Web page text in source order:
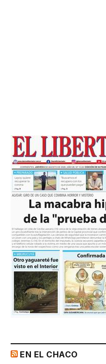
EN EL CHACO